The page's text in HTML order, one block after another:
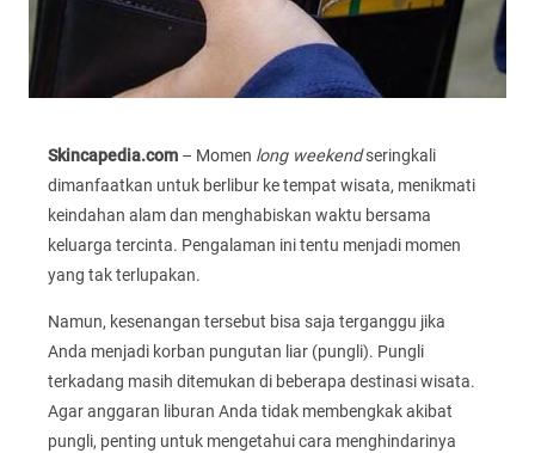
Skincapedia.com – Momen long weekendseringkali
dimanfaatkan untuk berlibur ke tempat wisata, menikmati
keindahan alam dan menghabiskan waktu bersama
keluarga tercinta. Pengalaman ini tentu menjadi momen
yang tak terlupakan.
Namun, kesenangan tersebut bisa saja terganggu jika
Anda menjadi korban pungutan liar (pungli). Pungli
terkadang masih ditemukan di beberapa destinasi wisata.
Agar anggaran liburan Anda tidak membengkak akibat
pungli, penting untuk mengetahui cara menghindarinya